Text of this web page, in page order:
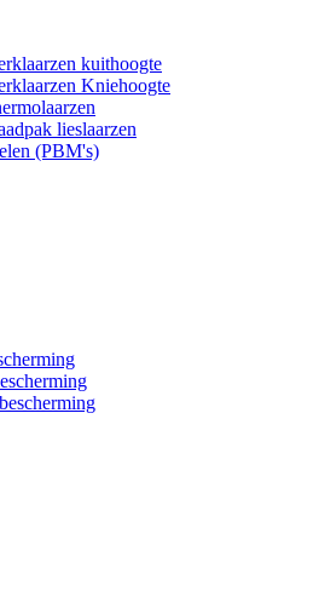
kuithoogte
Kniehoogte
lieslaarzen
(PBM's)